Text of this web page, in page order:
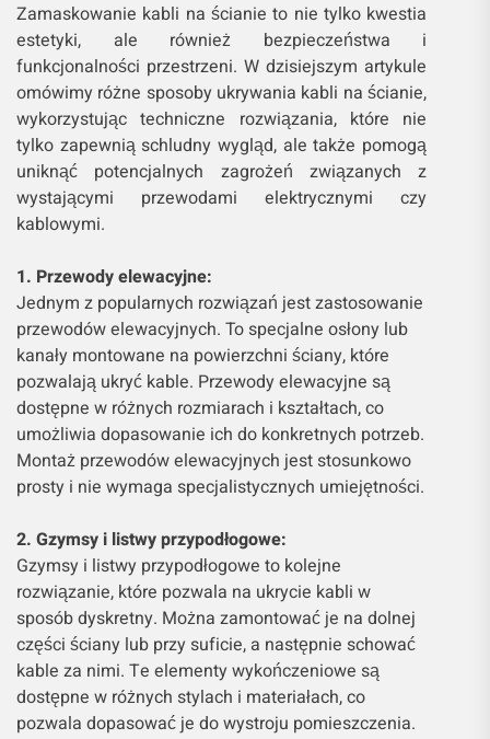
Zamaskowanie kabli na ścianie to nie tylko kwestia
estetyki, ale również bezpieczeństwa i
funkcjonalności przestrzeni. W dzisiejszym artykule
omówimy różne sposoby ukrywania kabli na ścianie,
wykorzystując techniczne rozwiązania, które nie
tylko zapewnią schludny wygląd, ale także pomogą
uniknąć potencjalnych zagrożeń związanych z
wystającymi przewodami elektrycznymi czy
kablowymi.
1. Przewody elewacyjne:
Jednym z popularnych rozwiązań jest zastosowanie
przewodów elewacyjnych. To specjalne osłony lub
kanały montowane na powierzchni ściany, które
pozwalają ukryć kable. Przewody elewacyjne są
dostępne w różnych rozmiarach i kształtach, co
umożliwia dopasowanie ich do konkretnych potrzeb.
Montaż przewodów elewacyjnych jest stosunkowo
prosty i nie wymaga specjalistycznych umiejętności.
2. Gzymsy i listwy przypodłogowe:
Gzymsy i listwy przypodłogowe to kolejne
rozwiązanie, które pozwala na ukrycie kabli w
sposób dyskretny. Można zamontować je na dolnej
części ściany lub przy suficie, a następnie schować
kable za nimi. Te elementy wykończeniowe są
dostępne w różnych stylach i materiałach, co
pozwala dopasować je do wystroju pomieszczenia.